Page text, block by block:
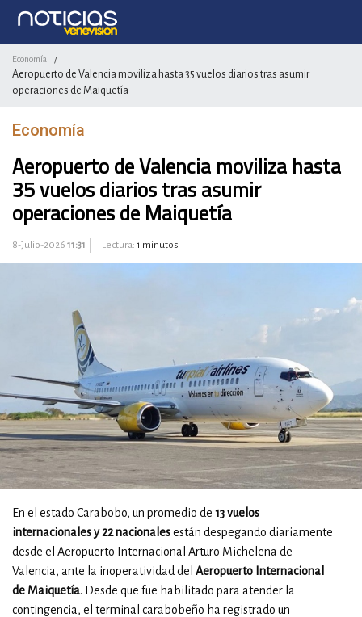
Economía /
Aeropuerto de Valencia moviliza hasta 35 vuelos diarios tras asumir
operaciones de Maiquetía
Economía
Aeropuerto de Valencia moviliza hasta
35 vuelos diarios tras asumir
operaciones de Maiquetía
8-Julio-2026 11:31 Lectura: 1 minutos
En el estado Carabobo, un promedio de 13 vuelos
internacionales y 22 nacionalesestán despegando diariamente
desde el Aeropuerto Internacional Arturo Michelena de
Valencia, ante la inoperatividad del Aeropuerto Internacional
de Maiquetía. Desde que fue habilitado para atender la
contingencia, el terminal carabobeño ha registrado un